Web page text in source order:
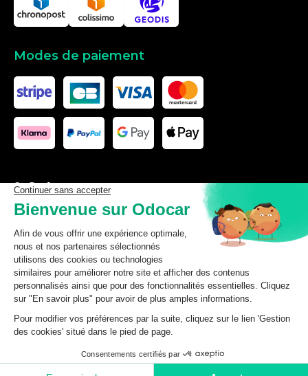
Modes de paiement
Les données affichées ici, particulièrement la base de donnée
complète, ne doivent pas être copiées. Il est interdit d’exploiter les
données ou la base de données complète, de laisser un tiers les
exploiter, ni de les rendre accessible à un tiers, sans accord
préalable de TecDoc. Toute infraction constitue une violation des
droits d’auteur et fera l’objet de poursuites.
odocar2026©
CGV Particuliers
CGV Professionnels
Données personnelles